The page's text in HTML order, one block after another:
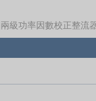
級功率因數校正整流